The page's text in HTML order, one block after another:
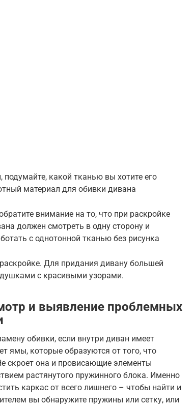
какой тканью вы хотите его
материал для обивки дивана
внимание на то, что при раскройке
должен смотреть в одну сторону и
с однотонной тканью без рисунка
Для придания дивану большей
с красивыми узорами.
и выявление проблемных
обивки, если внутри диван имеет
ямы, которые образуются от того, что
скроет она и провисающие элементы
растянутого пружинного блока. Именно
каркас от всего лишнего – чтобы найти и
вы обнаружите пружины или сетку, или